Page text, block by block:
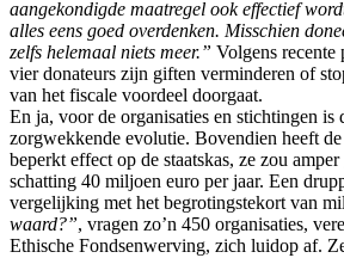
aangekondigde maatregel ook effectief
alles eens goed overdenken. Misschien
zelfs helemaal niets meer.” Volgens recente
vier donateurs zijn giften verminderen of
van het fiscale voordeel doorgaat.
En ja, voor de organisaties en stichtingen is
zorgwekkende evolutie. Bovendien heeft de
beperkt effect op de staatskas, ze zou
schatting 40 miljoen euro per jaar. Een
vergelijking met het begrotingstekort van
waard?”, vragen zo’n 450 organisaties,
Ethische Fondsenwerving, zich luidop af.